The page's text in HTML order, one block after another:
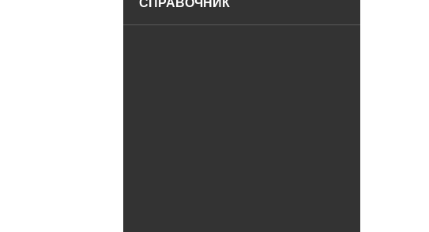
СПРАВОЧНИК